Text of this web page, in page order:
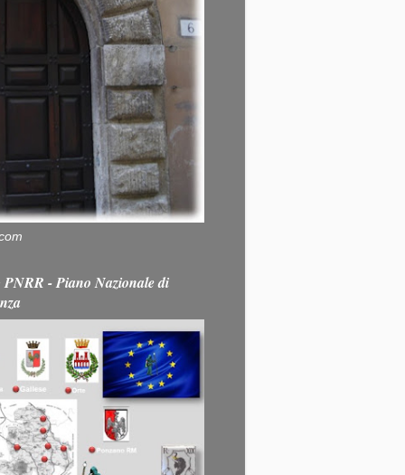
- Piano Nazionale di